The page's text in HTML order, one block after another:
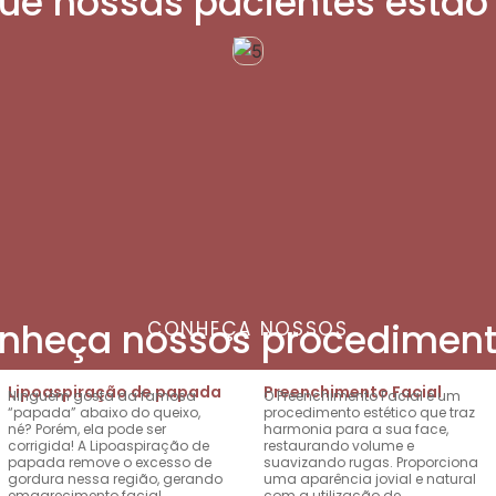
CONHEÇA NOSSOS
nossos
Lipoaspiração de papada
Ninguém gosta da famosa
“papada” abaixo do queixo,
né? Porém, ela pode ser
corrigida! A Lipoaspiração de
papada remove o excesso de
gordura nessa região, gerando
Preenchimento Facial
O Preenchimento Facial é um
procedimento estético que traz
harmonia para a sua face,
restaurando volume e
suavizando rugas. Proporciona
uma aparência jovial e natural